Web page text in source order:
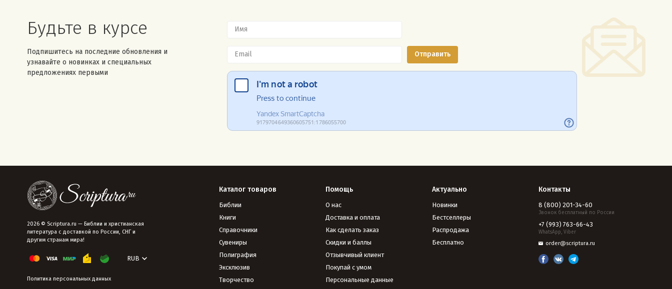
Будьте в курсе
Подпишитесь на последние обновления и
узнавайте о новинках и специальных
предложениях первыми
2026 © Scriptura.ru — Библии и христианская
литература с доставкой по России, СНГ и
другим странам мира!
RUB
Политика персональных данных
Каталог товаров
Библии
Книги
Справочники
Сувениры
Полиграфия
Эксклюзив
Творчество
Помощь
О нас
Доставка и оплата
Как сделать заказ
Скидки и баллы
Отзывчивый клиент
Покупай с умом
Персональные данные
Актуально
Новинки
Бестселлеры
Распродажа
Бесплатно
Контакты
8 (800) 201-34-60
Звонок бесплатный по России
+7 (993) 763-66-43
WhatsApp, Viber
order@scriptura.ru